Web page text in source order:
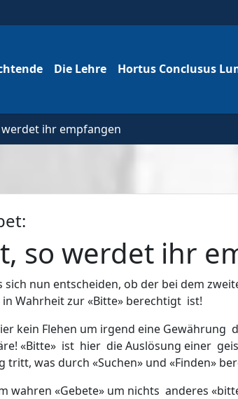
Die Lehre Hortus Conclusus
ihr empfangen
so werdet ihr
sich nun entscheiden, ob der bei dem
in Wahrheit zur «Bitte» berechtigt ist!
kein Flehen um irgend eine Gewährung
«Bitte» ist hier die Auslösung einer
tritt, was durch «Suchen» und «Finden»
wahren «Gebete» um nichts anderes